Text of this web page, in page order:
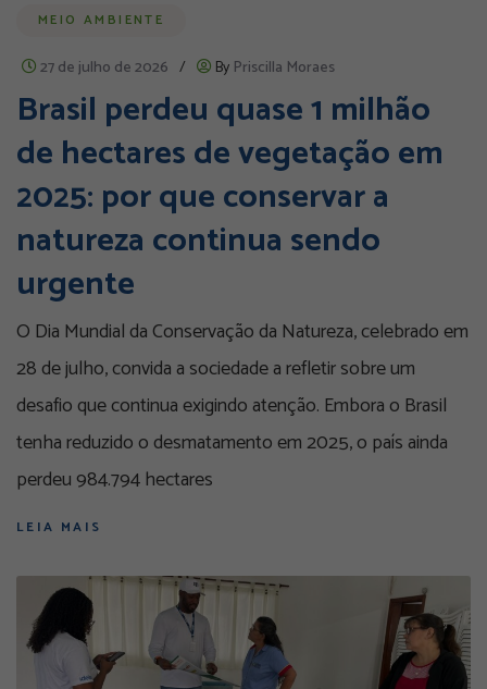
MEIO AMBIENTE
27 de julho de 2026 / By Priscilla Moraes
Brasil perdeu quase 1 milhão
de hectares de vegetação em
2025: por que conservar a
natureza continua sendo
urgente
O Dia Mundial da Conservação da Natureza, celebrado em
28 de julho, convida a sociedade a refletir sobre um
desafio que continua exigindo atenção. Embora o Brasil
tenha reduzido o desmatamento em 2025, o país ainda
perdeu 984.794 hectares
LEIA MAIS